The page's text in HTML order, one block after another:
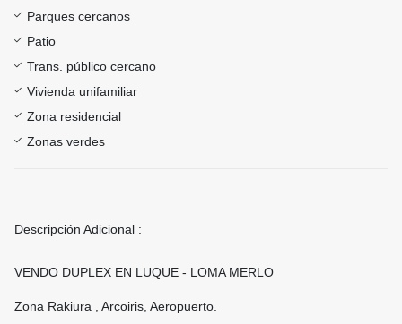
Parques cercanos
Patio
Trans. público cercano
Vivienda unifamiliar
Zona residencial
Zonas verdes
Descripción Adicional :
VENDO DUPLEX EN LUQUE - LOMA MERLO
Zona Rakiura , Arcoiris, Aeropuerto.